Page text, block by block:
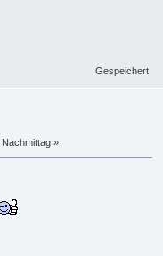
Gespeichert
»